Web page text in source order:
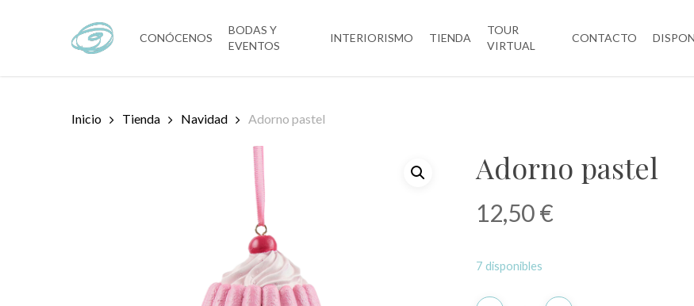
CONÓCENOS
BODAS Y
EVENTOS
INTERIORISMO TIENDA
TOUR
VIRTUAL
CONTACTO
Inicio Tienda Navidad Adorno pastel
Adorno pastel
12,50€
7 disponibles